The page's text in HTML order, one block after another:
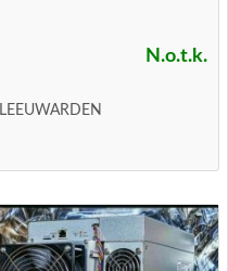
N.o.t.k.
LEEUWARDEN